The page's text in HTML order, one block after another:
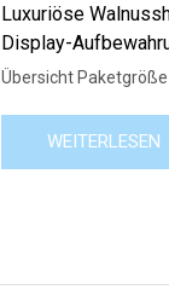
Luxuriöse
Display-
Übersicht
WEITERLESEN